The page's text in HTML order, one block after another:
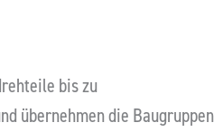
bis zu
übernehmen die